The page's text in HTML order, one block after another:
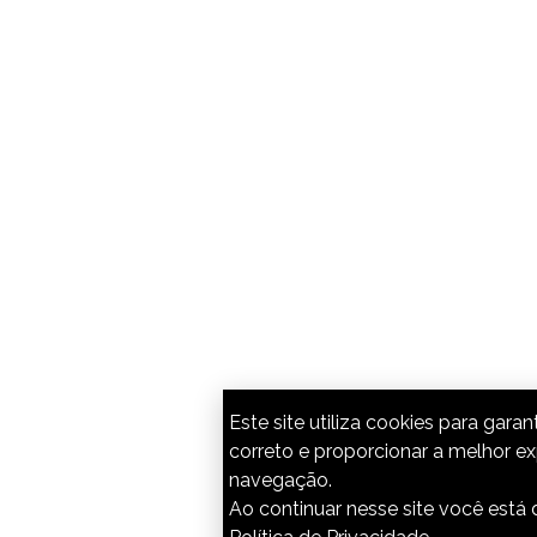
Este site utiliza cookies para
correto e proporcionar a melhor
navegação.
Ao continuar nesse site você está